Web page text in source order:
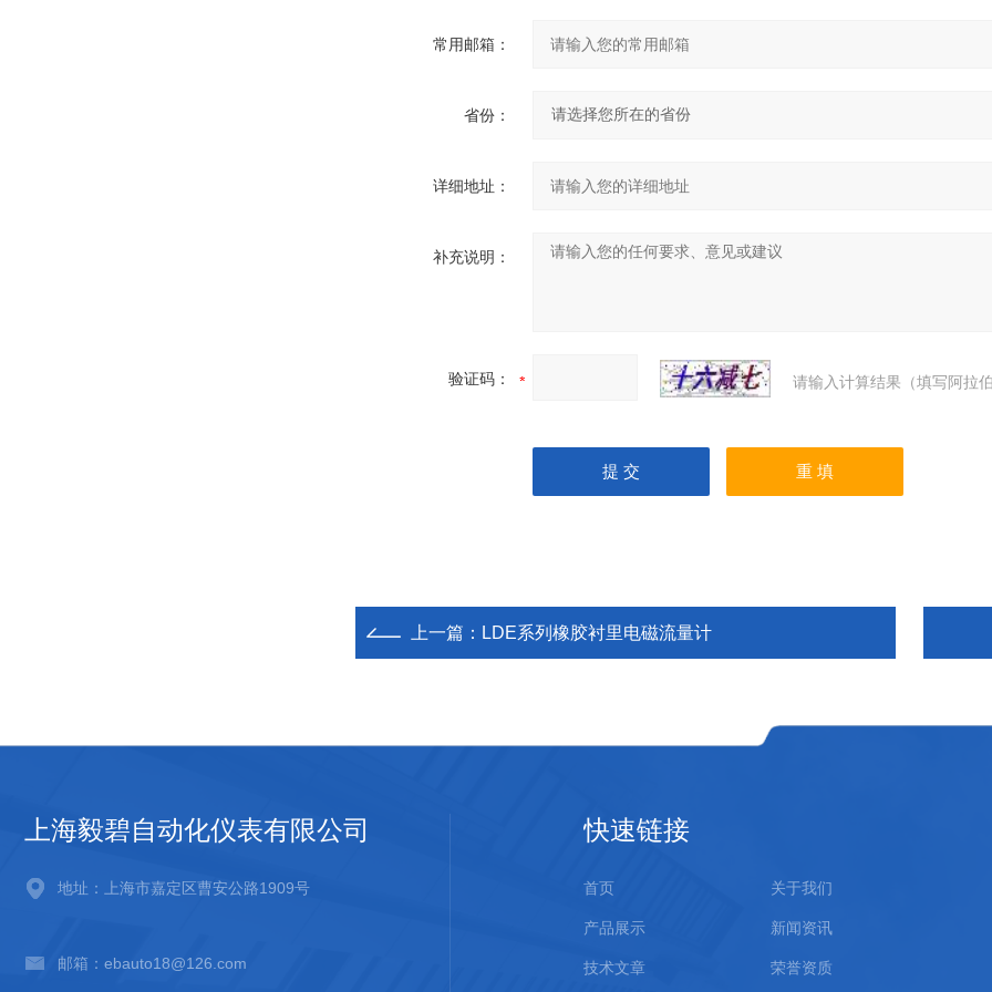
常用邮箱：
省份：
详细地址：
补充说明：
验证码： 请输入计算结果（填写阿拉
上一篇： LDE系列橡胶衬里电磁流量计
上海毅碧自动化仪表有限公司
地址：上海市嘉定区曹安公路1909号
邮箱：ebauto18@126.com
快速链接
首页 关于我们
产品展示 新闻资讯
技术文章 荣誉资质